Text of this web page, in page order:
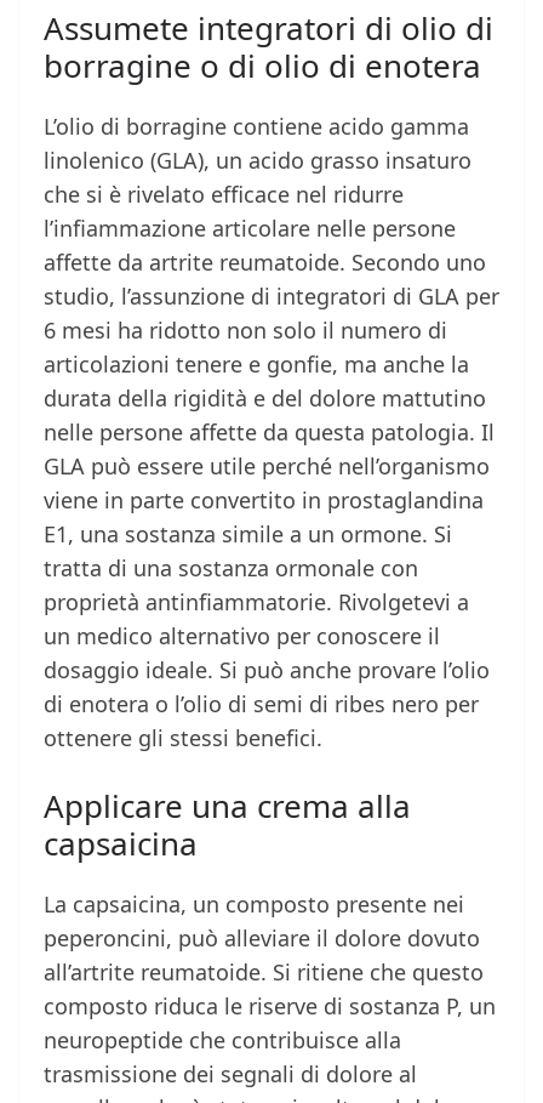
Assumete integratori di olio di
borragine o di olio di enotera
L’olio di borragine contiene acido gamma
linolenico (GLA), un acido grasso insaturo
che si è rivelato efficace nel ridurre
l’infiammazione articolare nelle persone
affette da artrite reumatoide. Secondo uno
studio, l’assunzione di integratori di GLA per
6 mesi ha ridotto non solo il numero di
articolazioni tenere e gonfie, ma anche la
durata della rigidità e del dolore mattutino
nelle persone affette da questa patologia. Il
GLA può essere utile perché nell’organismo
viene in parte convertito in prostaglandina
E1, una sostanza simile a un ormone. Si
tratta di una sostanza ormonale con
proprietà antinfiammatorie. Rivolgetevi a
un medico alternativo per conoscere il
dosaggio ideale. Si può anche provare l’olio
di enotera o l’olio di semi di ribes nero per
ottenere gli stessi benefici.
Applicare una crema alla
capsaicina
La capsaicina, un composto presente nei
peperoncini, può alleviare il dolore dovuto
all’artrite reumatoide. Si ritiene che questo
composto riduca le riserve di sostanza P, un
neuropeptide che contribuisce alla
trasmissione dei segnali di dolore al